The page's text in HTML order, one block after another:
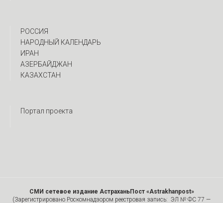
РОССИЯ
НАРОДНЫЙ КАЛЕНДАРЬ
ИРАН
АЗЕРБАЙДЖАН
КАЗАХСТАН
Портал проекта
СМИ сетевое издание АстраханьПост «Astrakhanpost»
(Зарегистрировано Роскомнадзором реестровая запись: ЭЛ № ФС 77 —